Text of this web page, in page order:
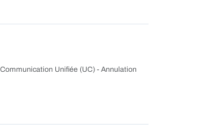
Unifiée (UC) - Annulation